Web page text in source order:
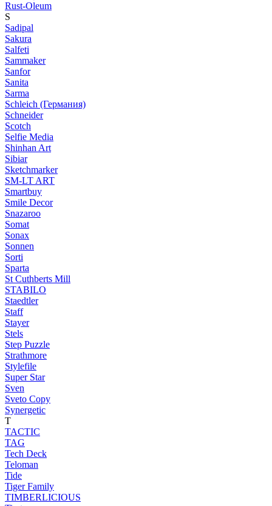
Rust-Oleum
S
Sadipal
Sakura
Salfeti
Sammaker
Sanfor
Sanita
Sarma
Schleich (Германия)
Schneider
Scotch
Selfie Media
Shinhan Art
Sibiar
Sketchmarker
SM-LT ART
Smartbuy
Smile Decor
Snazaroo
Somat
Sonax
Sonnen
Sorti
Sparta
St Cuthberts Mill
STABILO
Staedtler
Staff
Stayer
Stels
Step Puzzle
Strathmore
Stylefile
Super Star
Sven
Sveto Copy
Synergetic
T
TACTIC
TAG
Tech Deck
Teloman
Tide
Tiger Family
TIMBERLICIOUS